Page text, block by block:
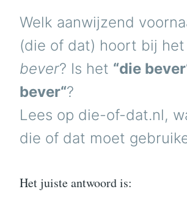
Welk aanwijzend
(die of dat) hoort bij
bever? Is het “die
bever“?
Lees op die-of-dat.nl,
die of dat moet
Het juiste antwoord is: